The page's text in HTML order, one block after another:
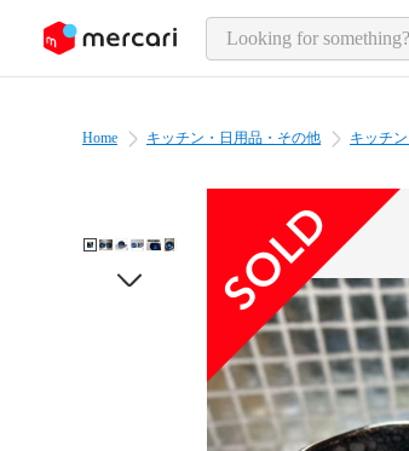
page content
Home キッチン・日用品・その他 キッチ